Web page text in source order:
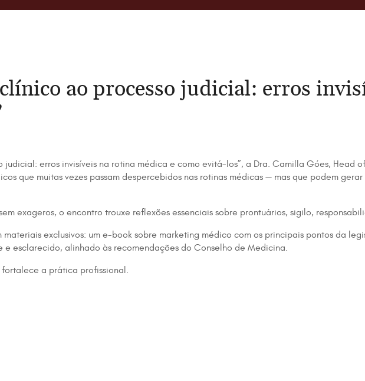
ao processo judicial: erros
judicial: erros invisíveis na rotina médica e como evitá-los”, a Dra. Camilla Góes, Head
que muitas vezes passam despercebidos nas rotinas médicas — mas que podem
exageros, o encontro trouxe reflexões essenciais sobre prontuários, sigilo,
exclusivos: um e-book sobre marketing médico com os principais pontos da
e esclarecido, alinhado às recomendações do Conselho de Medicina.
a prática profissional.